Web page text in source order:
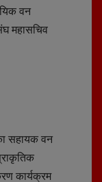
वन
महासचिव
सहायक वन
कार्यक्रम